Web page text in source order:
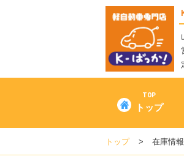
TOP
トップ
トップ 在庫情報